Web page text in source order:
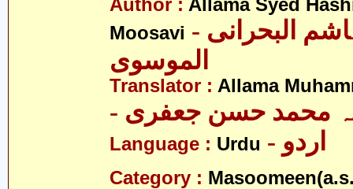
Author : Allama Syed
Moosavi - علامہ سید ہاشم البحرانی
الموسوی
Translator : Allama
محمد حسن جعفری
Language : Urdu - اردو
Category :